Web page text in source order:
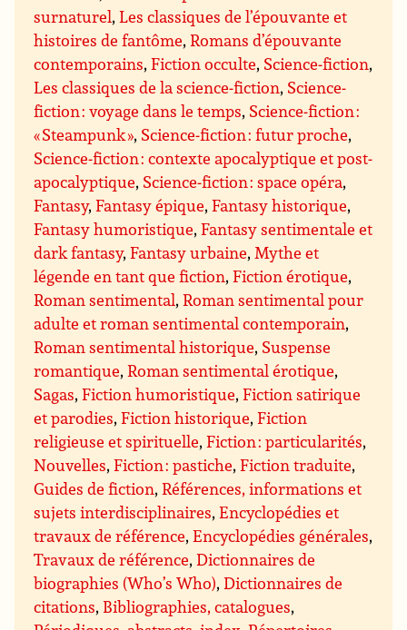
surnaturel,Les classiques de l’épouvante et
histoires de fantôme,Romans d’épouvante
contemporains,Fiction occulte, Science-fiction,
Les classiques de la science-fiction, Science-
fiction : voyage dans le temps, Science-fiction :
« Steampunk », Science-fiction : futur proche,
Science-fiction : contexte apocalyptique et post-
apocalyptique, Science-fiction : space opéra,
Fantasy,Fantasy épique,Fantasy historique,
Fantasy humoristique,Fantasy sentimentale et
dark fantasy,Fantasy urbaine,Mythe et
légende en tant que fiction,Fiction érotique,
Roman sentimental,Roman sentimental pour
adulte et roman sentimental contemporain,
Roman sentimental historique, Suspense
romantique,Roman sentimental érotique,
Sagas,Fiction humoristique,Fiction satirique
et parodies,Fiction historique,Fiction
religieuse et spirituelle,Fiction : particularités,
Nouvelles,Fiction : pastiche,Fiction traduite,
Guides de fiction,Références, informations et
sujets interdisciplinaires,Encyclopédies et
travaux de référence,Encyclopédies générales,
Travaux de référence,Dictionnaires de
biographies (Who’s Who),Dictionnaires de
citations, Bibliographies, catalogues,